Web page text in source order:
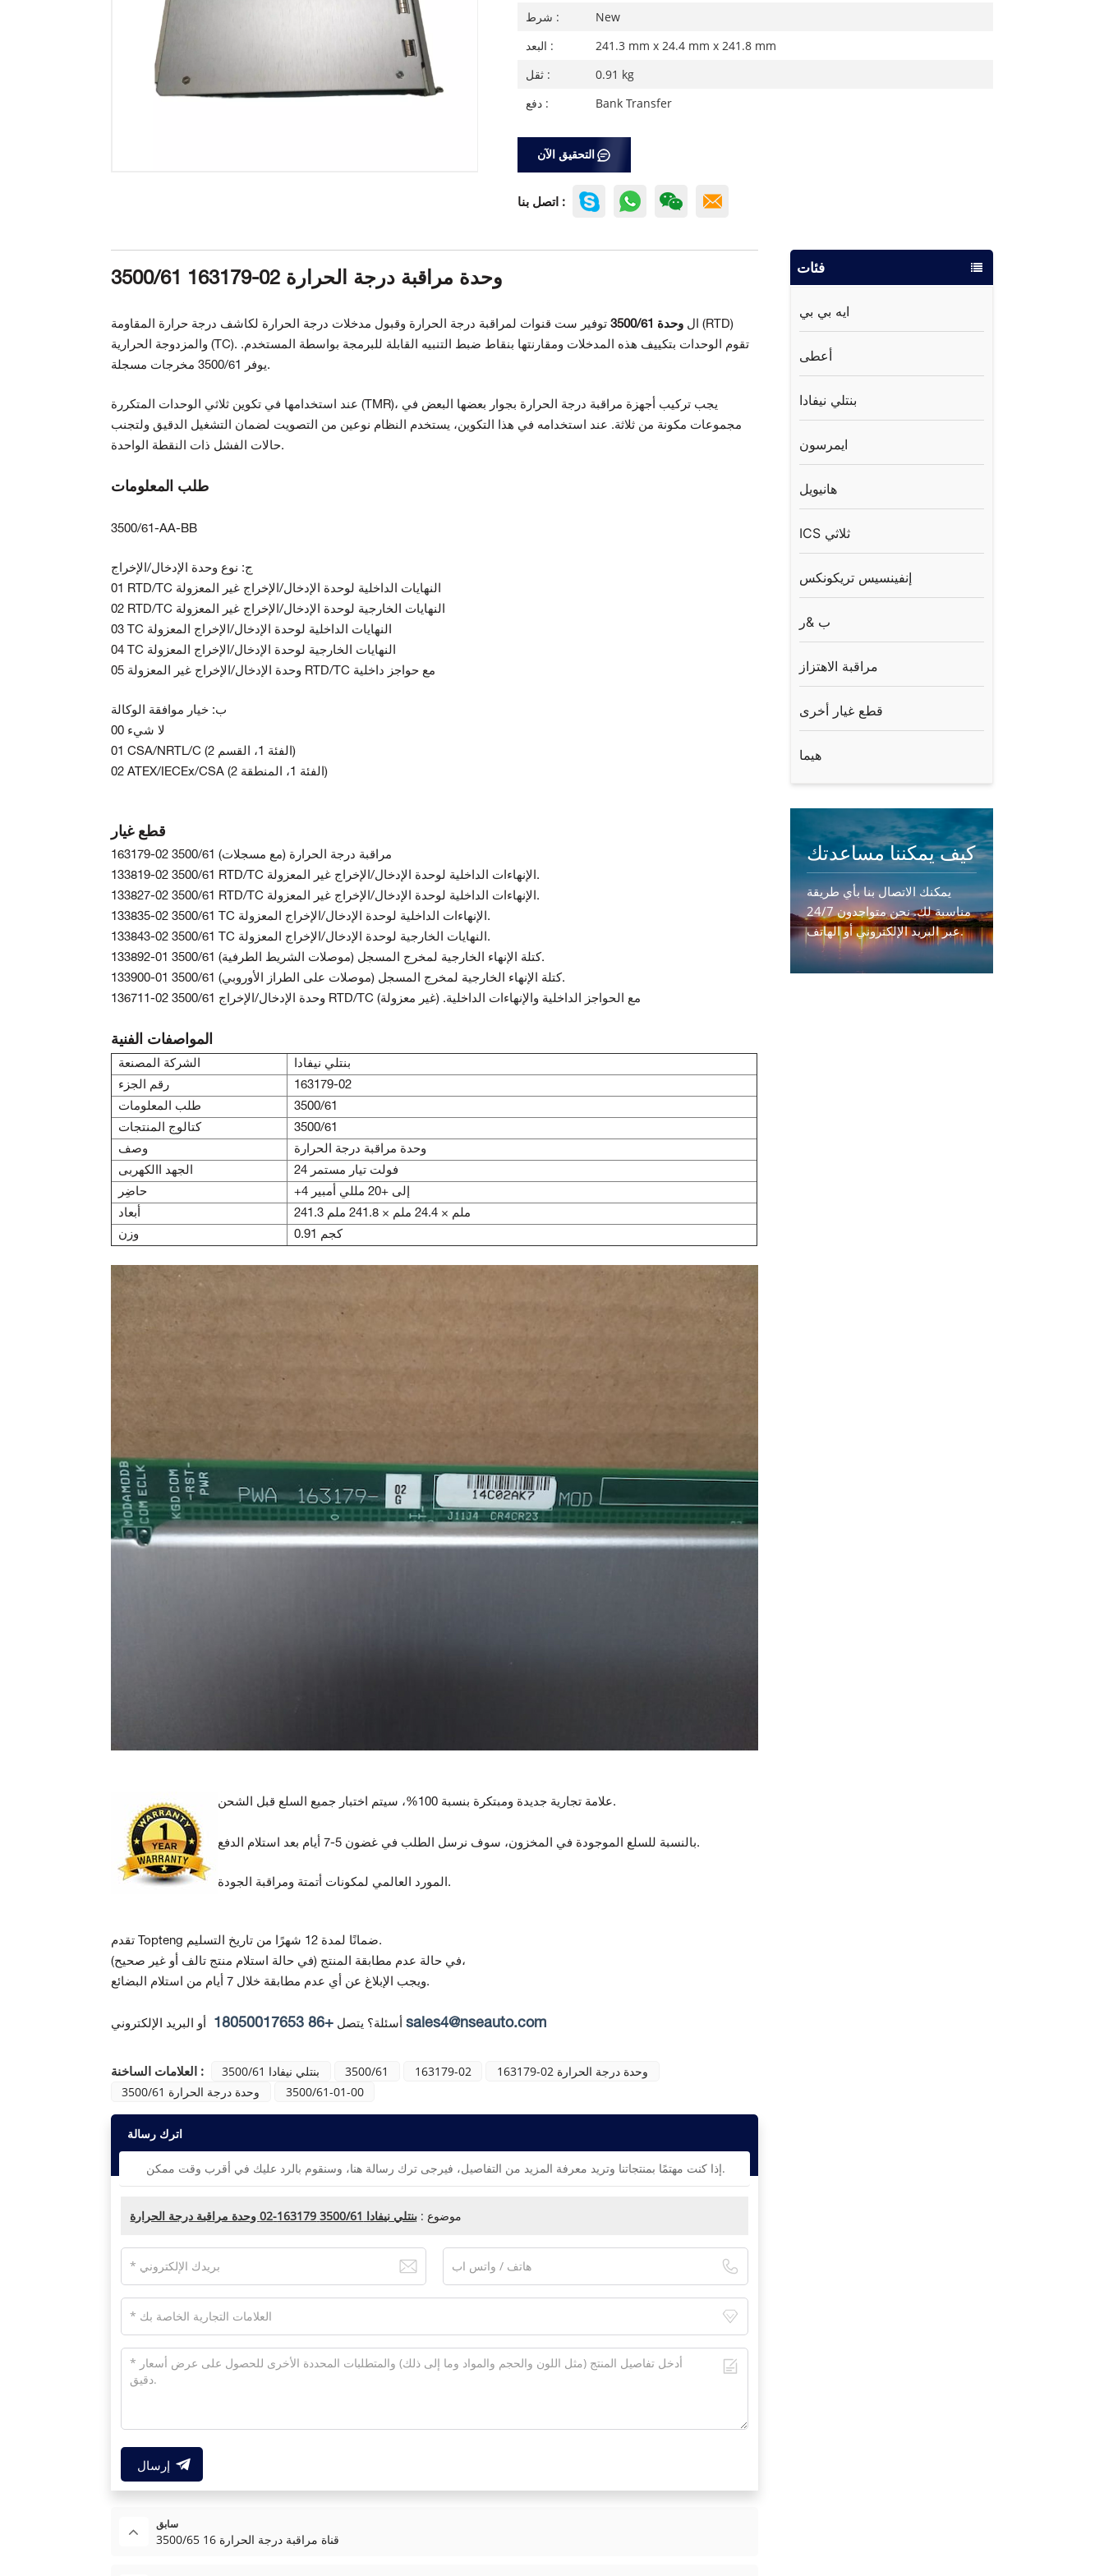
شرط :
New
البعد :
241.3 mm x 24.4 mm x 241.8 mm
ثقل :
0.91 kg
دفع :
Bank Transfer
التحقيق الآن
اتصل بنا :
فئات
ايه بي بي
أعطى
بنتلي نيفادا
ايمرسون
هانيويل
ICS ثلاثي
إنفينسيس تريكونكس
ب &ر
مراقبة الاهتزاز
قطع غيار أخرى
هيما
كيف يمكننا مساعدتك
يمكنك الاتصال بنا بأي طريقة
مناسبة لك. نحن متواجدون 24/7
عبر البريد الإلكتروني أو الهاتف.
اتصل بنا
3500/61 163179-02 وحدة مراقبة درجة الحرارة
الوحدة 3500/61
توفير ست قنوات لمراقبة درجة الحرارة وقبول مدخلات درجة الحرارة لكاشف درجة حرارة المقاومة (RTD)
والمزدوجة الحرارية (TC). تقوم الوحدات بتكييف هذه المدخلات ومقارنتها بنقاط ضبط التنبيه القابلة للبرمجة بواسطة المستخدم.
يوفر 3500/61 مخرجات مسجلة.
عند استخدامها في تكوين ثلاثي الوحدات المتكررة (TMR)، يجب تركيب أجهزة مراقبة درجة الحرارة بجوار بعضها البعض في
مجموعات مكونة من ثلاثة. عند استخدامه في هذا التكوين، يستخدم النظام نوعين من التصويت لضمان التشغيل الدقيق ولتجنب
حالات الفشل ذات النقطة الواحدة.
طلب المعلومات
3500/61-AA-BB
ج: نوع وحدة الإدخال/الإخراج
01 RTD/TC النهايات الداخلية لوحدة الإدخال/الإخراج غير المعزولة
02 RTD/TC النهايات الخارجية لوحدة الإدخال/الإخراج غير المعزولة
03 TC النهايات الداخلية لوحدة الإدخال/الإخراج المعزولة
04 TC النهايات الخارجية لوحدة الإدخال/الإخراج المعزولة
05 وحدة الإدخال/الإخراج غير المعزولة RTD/TC مع حواجز داخلية
ب: خيار موافقة الوكالة
00 لا شيء
01 CSA/NRTL/C (الفئة 1، القسم 2)
02 ATEX/IECEx/CSA (الفئة 1، المنطقة 2)
قطع غيار
163179-02 3500/61 مراقبة درجة الحرارة (مع مسجلات)
133819-02 3500/61 RTD/TC الإنهاءات الداخلية لوحدة الإدخال/الإخراج غير المعزولة.
133827-02 3500/61 RTD/TC الإنهاءات الداخلية لوحدة الإدخال/الإخراج غير المعزولة.
133835-02 3500/61 TC الإنهاءات الداخلية لوحدة الإدخال/الإخراج المعزولة.
133843-02 3500/61 TC النهايات الخارجية لوحدة الإدخال/الإخراج المعزولة.
133892-01 3500/61 كتلة الإنهاء الخارجية لمخرج المسجل (موصلات الشريط الطرفية).
133900-01 3500/61 كتلة الإنهاء الخارجية لمخرج المسجل (موصلات على الطراز الأوروبي).
136711-02 3500/61 وحدة الإدخال/الإخراج RTD/TC مع الحواجز الداخلية والإنهاءات الداخلية. (غير معزولة)
المواصفات الفنية
الشركة المصنعة
بنتلي نيفادا
رقم الجزء
163179-02
طلب المعلومات
3500/61
كتالوج المنتجات
3500/61
وصف
وحدة مراقبة درجة الحرارة
الجهد االكهربى
24 فولت تيار مستمر
حاضِر
+4 إلى +20 مللي أمبير
أبعاد
241.3 ملم × 24.4 ملم × 241.8 ملم
وزن
0.91 كجم
علامة تجارية جديدة ومبتكرة بنسبة 100%، سيتم اختبار جميع السلع قبل الشحن.
بالنسبة للسلع الموجودة في المخزون، سوف نرسل الطلب في غضون 5-7 أيام بعد استلام الدفع.
المورد العالمي لمكونات أتمتة ومراقبة الجودة.
تقدم Topteng ضمانًا لمدة 12 شهرًا من تاريخ التسليم.
في حالة عدم مطابقة المنتج(في حالة استلام منتج تالف أو غير صحيح)،
ويجب الإبلاغ عن أي عدم مطابقة خلال 7 أيام من استلام البضائع.
أسئلة؟ يتصل+86 18050017653 أو البريد الإلكتروني sales4@nseauto.com
العلامات الساخنة : بنتلي نيفادا 3500/61 3500/61 163179-02
163179-02 وحدة درجة الحرارة
3500/61 وحدة درجة الحرارة
3500/61-01-00
اترك رسالة
إذا كنت مهتمًا بمنتجاتنا وتريد معرفة المزيد من التفاصيل، فيرجى ترك رسالة هنا، وسنقوم بالرد عليك في أقرب وقت ممكن.
موضوع : بنتلي نيفادا 3500/61 163179-02 وحدة مراقبة درجة الحرارة
إرسال
سابق
3500/65 16 قناة مراقبة درجة الحرارة